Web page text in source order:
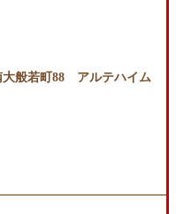
大般若町88 アルテハイム